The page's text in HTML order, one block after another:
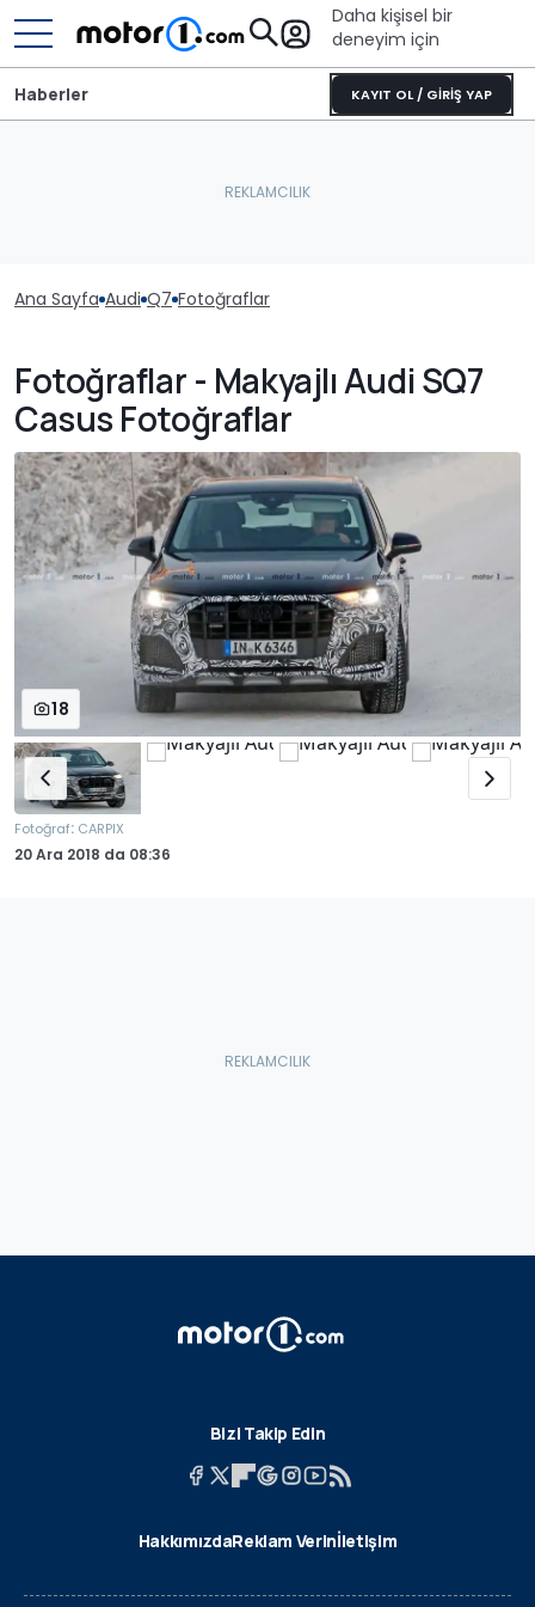
Daha kişisel bir
deneyim için
KAYIT OL / GİRİŞ YAP
Haberler
Ana Sayfa Audi Q7 Fotoğraflar
Fotoğraflar - Makyajlı Audi SQ7
Casus Fotoğraflar
18
Fotoğraf: CARPIX
20 Ara 2018 da 08:36
Bizi Takip Edin
HakkımızdaReklam Verinİletişim